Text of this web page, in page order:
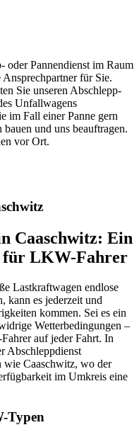
oder Pannendienst im Raum
für Sie.
Sie unseren Abschlepp-
Unfallwagens
im Fall einer Panne gern
und uns beauftragen.
vor Ort.
Caaschwitz: Ein
für LKW-Fahrer
Lastkraftwagen endlose
kann es jederzeit und
kommen. Sei es ein
Wetterbedingungen –
auf jeder Fahrt. In
Abschleppdienst
wie Caaschwitz, wo der
im Umkreis eine
Typen